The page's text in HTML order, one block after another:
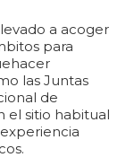
a acoger
para
las Juntas
de
el sitio habitual